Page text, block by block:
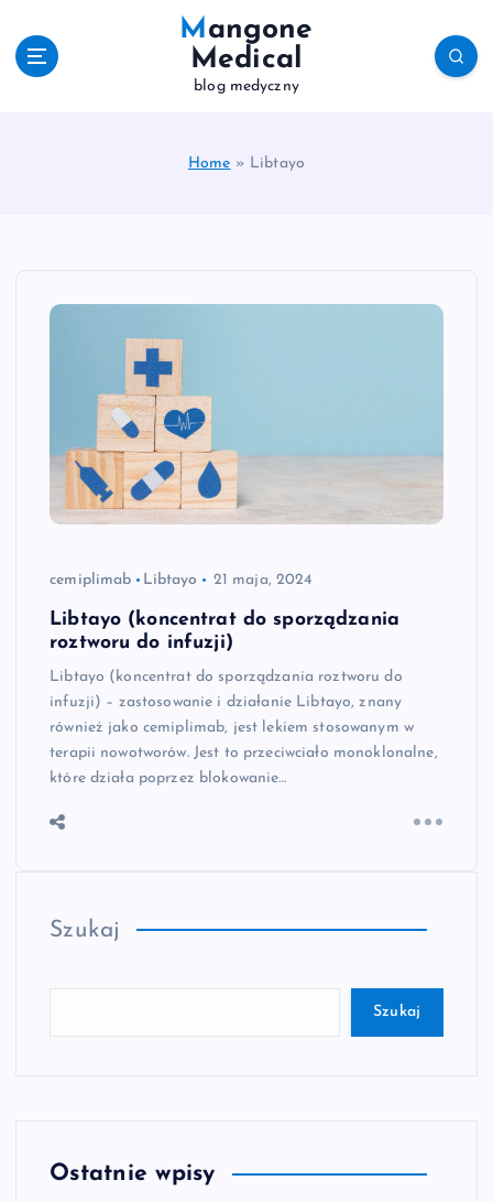
Mangone
Medical
blog medyczny
Home » Libtayo
cemiplimab Libtayo 21 maja, 2024
Libtayo (koncentrat do sporządzania
roztworu do infuzji)
Libtayo (koncentrat do sporządzania roztworu do
infuzji) – zastosowanie i działanie Libtayo, znany
również jako cemiplimab, jest lekiem stosowanym w
terapii nowotworów. Jest to przeciwciało monoklonalne,
które działa poprzez blokowanie…
Szukaj
Szukaj
Ostatnie wpisy